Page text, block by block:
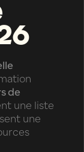
de
une liste
une